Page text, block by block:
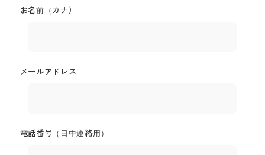
お名前（カナ）
メールアドレス
電話番号（日中連絡用）